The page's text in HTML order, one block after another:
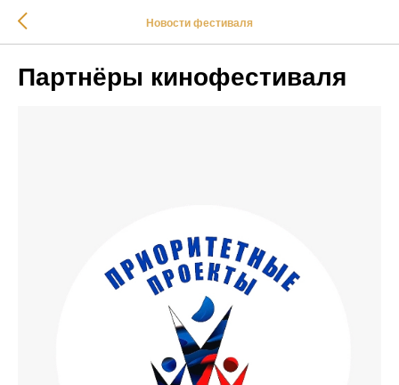
Новости фестиваля
Партнёры кинофестиваля